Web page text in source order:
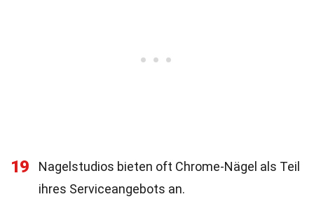
19
Nagelstudios bieten oft Chrome-Nägel als Teil
ihres Serviceangebots an.